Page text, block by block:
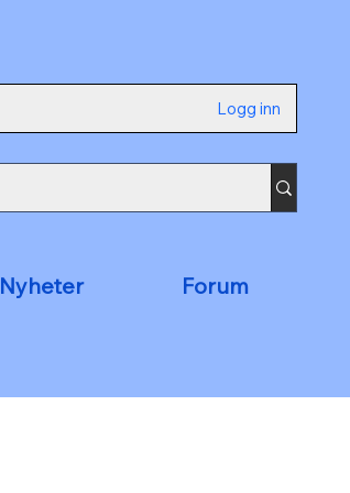
Logg inn
Nyheter Forum